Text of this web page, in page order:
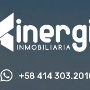
+58 414